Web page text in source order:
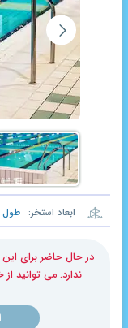
ابعاد استخر: طول
در حال حاضر برای
ندارد. می توانید